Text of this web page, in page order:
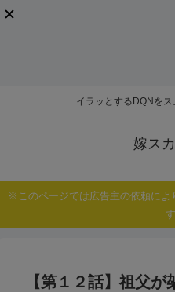
イラッとするDQNをス
嫁ス
※このページでは広告主の依頼によ
す
【第１２話】祖父